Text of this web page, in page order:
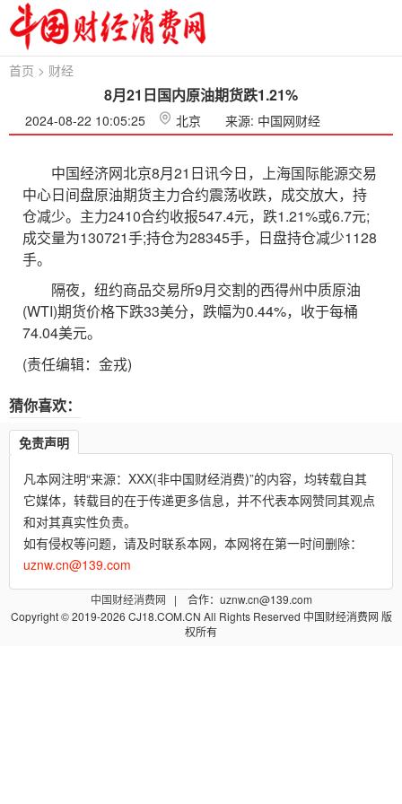
首页 > 财经
8月21日国内原油期货跌1.21%
2024-08-22 10:05:25 北京 来源: 中国网财经
中国经济网北京8月21日讯今日，上海国际能源交易
中心日间盘原油期货主力合约震荡收跌，成交放大，持
仓减少。主力2410合约收报547.4元，跌1.21%或6.7元;
成交量为130721手;持仓为28345手，日盘持仓减少1128
手。
隔夜，纽约商品交易所9月交割的西得州中质原油
(WTI)期货价格下跌33美分，跌幅为0.44%，收于每桶
74.04美元。
(责任编辑：金戎)
猜你喜欢：
免责声明
凡本网注明“来源：XXX(非中国财经消费)”的内容，均转载自其
它媒体，转载目的在于传递更多信息，并不代表本网赞同其观点
和对其真实性负责。
如有侵权等问题，请及时联系本网，本网将在第一时间删除：
uznw.cn@139.com
中国财经消费网
| 合作：uznw.cn@139.com
Copyright © 2019-2026 CJ18.COM.CN All Rights Reserved 中国财经消费网 版
权所有